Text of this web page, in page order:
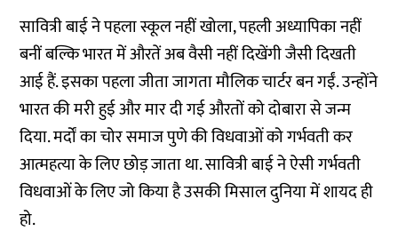
सावित्री बाई ने पहला स्कूल नहीं खोला, पहली अध्यापिका नहीं
बनीं बल्कि भारत में औरतें अब वैसी नहीं दिखेंगी जैसी दिखती
आई हैं. इसका पहला जीता जागता मौलिक चार्टर बन गईं. उन्होंने
भारत की मरी हुई और मार दी गई औरतों को दोबारा से जन्म
दिया. मर्दों का चोर समाज पुणे की विधवाओं को गर्भवती कर
आत्महत्या के लिए छोड़ जाता था. सावित्री बाई ने ऐसी गर्भवती
विधवाओं के लिए जो किया है उसकी मिसाल दुनिया में शायद ही
हो.